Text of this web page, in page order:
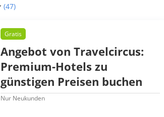
(47)
Gratis
Angebot von Travelcircus:
Premium-Hotels zu
günstigen Preisen buchen
Nur Neukunden